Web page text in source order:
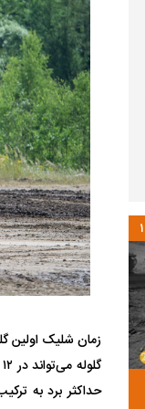
آخرین پرده از حیات
۱